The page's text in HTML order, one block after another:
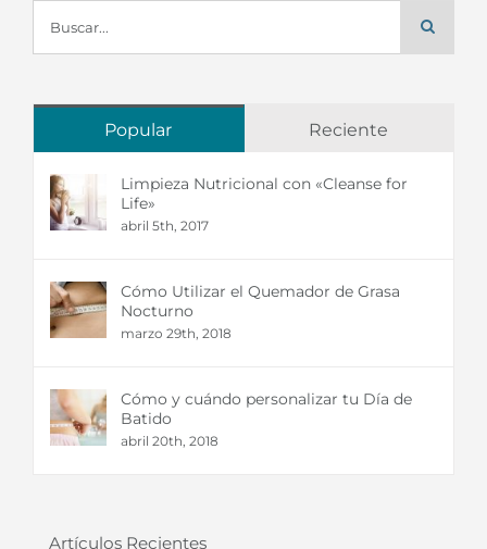
Popular Reciente
Limpieza Nutricional con «Cleanse for
Life»
abril 5th, 2017
Cómo Utilizar el Quemador de Grasa
Nocturno
marzo 29th, 2018
Cómo y cuándo personalizar tu Día de
Batido
abril 20th, 2018
Artículos Recientes